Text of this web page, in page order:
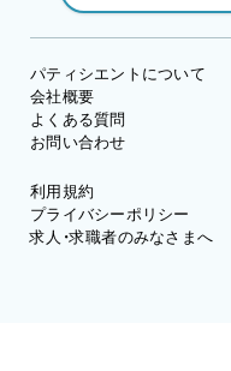
パティシエントについて
会社概要
よくある質問
お問い合わせ
利用規約
プライバシーポリシー
求人・求職者のみなさまへ